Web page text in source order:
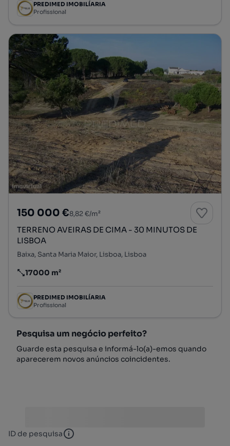
PREDIMED IMOBILÍARIA
Profissional
150 000 €8,82 €/m²
TERRENO AVEIRAS DE CIMA - 30 MINUTOS DE
LISBOA
Baixa, Santa Maria Maior, Lisboa, Lisboa
Preço por metro quadrado
17000 m²
PREDIMED IMOBILÍARIA
Profissional
Pesquisa um negócio perfeito?
Guarde esta pesquisa e informá-lo(a)-emos quando
aparecerem novos anúncios coincidentes.
ID de pesquisa ID de pesquisa